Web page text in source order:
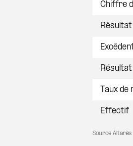
Source Altarès
Chiffre
Taux
Effectif